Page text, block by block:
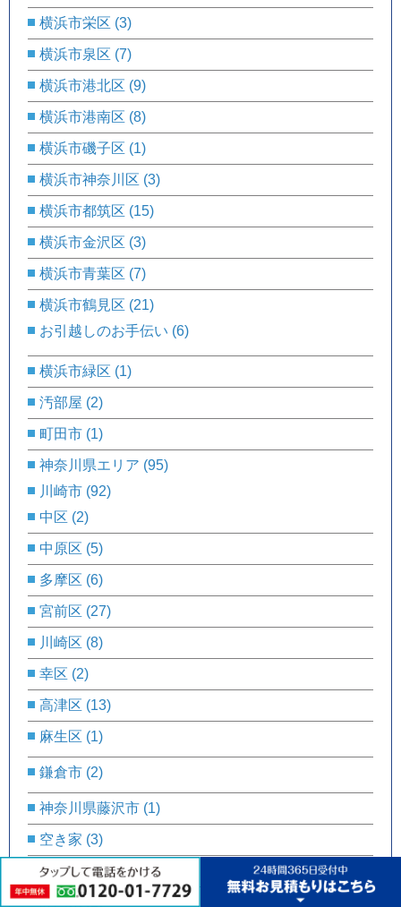
横浜市栄区 (3)
横浜市泉区 (7)
横浜市港北区 (9)
横浜市港南区 (8)
横浜市磯子区 (1)
横浜市神奈川区 (3)
横浜市都筑区 (15)
横浜市金沢区 (3)
横浜市青葉区 (7)
横浜市鶴見区 (21)
お引越しのお手伝い (6)
横浜市緑区 (1)
汚部屋 (2)
町田市 (1)
神奈川県エリア (95)
川崎市 (92)
中区 (2)
中原区 (5)
多摩区 (6)
宮前区 (27)
川崎区 (8)
幸区 (2)
高津区 (13)
麻生区 (1)
鎌倉市 (2)
神奈川県藤沢市 (1)
空き家 (3)
遺品整理(12)
静岡県(2)